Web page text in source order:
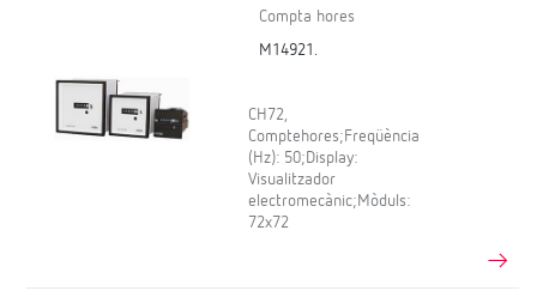
Compta hores
M14921.
CH72,
Comptehores;Freqüència
(Hz): 50;Display:
Visualitzador
electromecànic;Mòduls:
72x72